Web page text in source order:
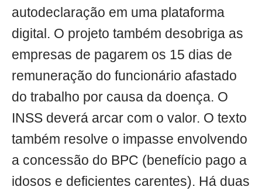
autodeclaração em uma plataforma
digital. O projeto também desobriga as
empresas de pagarem os 15 dias de
remuneração do funcionário afastado
do trabalho por causa da doença. O
INSS deverá arcar com o valor. O texto
também resolve o impasse envolvendo
a concessão do BPC (benefício pago a
idosos e deficientes carentes). Há duas